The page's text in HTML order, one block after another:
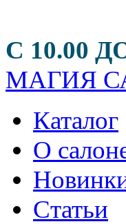
С 10.00
МАГИЯ
Каталог
О
Статьи